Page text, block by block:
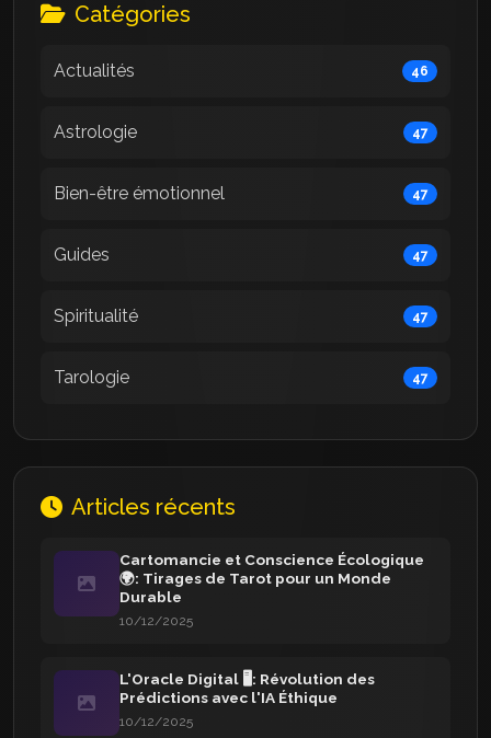
Catégories
Actualités 46
Astrologie 47
Bien-être émotionnel 47
Guides 47
Spiritualité 47
Tarologie 47
Articles récents
Cartomancie et Conscience Écologique
🌍: Tirages de Tarot pour un Monde
Durable
10/12/2025
L'Oracle Digital 🖥️: Révolution des
Prédictions avec l'IA Éthique
10/12/2025